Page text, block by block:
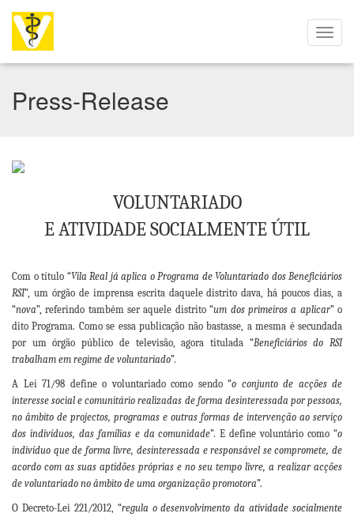
Press-Release
VOLUNTARIADO
E ATIVIDADE SOCIALMENTE ÚTIL
Com o título “Vila Real já aplica o Programa de Voluntariado dos Beneficiários
RSI”, um órgão de imprensa escrita daquele distrito dava, há poucos dias, a
“nova”, referindo também ser aquele distrito “um dos primeiros a aplicar” o
dito Programa. Como se essa publicação não bastasse, a mesma é secundada
por um órgão público de televisão, agora titulada “Beneficiários do RSI
trabalham em regime de voluntariado”.
A Lei 71/98 define o voluntariado como sendo “o conjunto de acções de
interesse social e comunitário realizadas de forma desinteressada por pessoas,
no âmbito de projectos, programas e outras formas de intervenção ao serviço
dos indivíduos, das famílias e da comunidade”. E define voluntário como “o
indivíduo que de forma livre, desinteressada e responsável se compromete, de
acordo com as suas aptidões próprias e no seu tempo livre, a realizar acções
de voluntariado no âmbito de uma organização promotora”.
O Decreto-Lei 221/2012, “regula o desenvolvimento da atividade socialmente